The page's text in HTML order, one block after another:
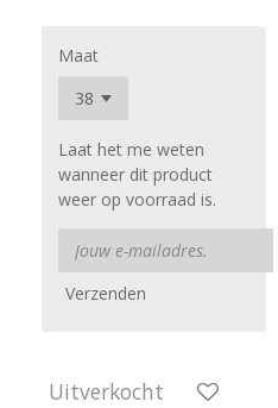
Maat
Laat het me weten
wanneer dit product
weer op voorraad is.
Verzenden
Uitverkocht